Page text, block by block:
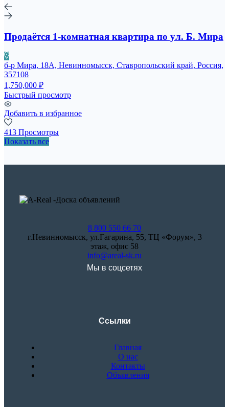
Продаётся 1-комнатная квартира по ул. Б. Мира
б-р Мира, 18А, Невинномысск, Ставропольский край, Россия,
357108
1,750,000 ₽
Быстрый просмотр
Добавить в избранное
413 Просмотры
Показать все
8 800 550 66 70
г.Невинномысск, ул.Гагарина, 55, ТЦ «Форум», 3
этаж, офис 58
info@areal-sk.ru
Мы в соцсетях
Ссылки
Главная
О нас
Контакты
Объявления